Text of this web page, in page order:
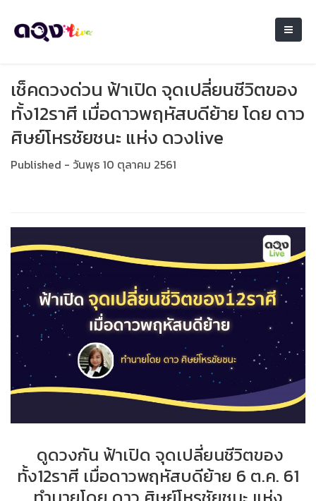
เช็คดวงด่วน ฟ้าเปิด จุดเปลี่ยนชีวิตของ
ทั้ง12ราศี เมื่อดาวพฤหัสบดีย้าย โดย ดาว
ศิษย์โหรชัยชนะ แห่ง ดวงlive
Published - วันพุธ 10 ตุลาคม 2561
ดูดวงกัน ฟ้าเปิด จุดเปลี่ยนชีวิตของ
ทั้ง12ราศี เมื่อดาวพฤหัสบดีย้าย 6 ต.ค. 61